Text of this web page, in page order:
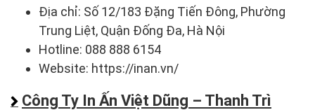
Địa chỉ: Số 12/183 Đặng Tiến Đông, Phường
Trung Liệt, Quận Đống Đa, Hà Nội
Hotline: 088 888 6154
Website: https://inan.vn/
Công Ty In Ấn Việt Dũng – Thanh Trì